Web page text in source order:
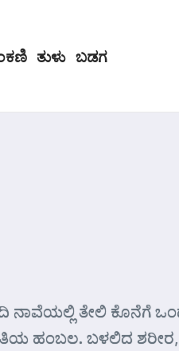
ತುಳು ಬಡಗ
ನದಿ ನಾವೆಯಲ್ಲಿ ತೇಲಿ
ಹಂಬಲ. ಬಳಲಿದ